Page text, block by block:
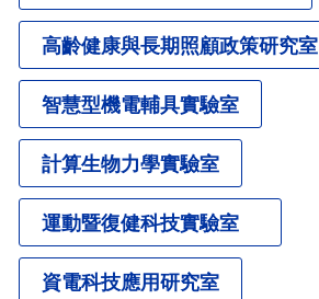
高齡健康與長期照顧政策研究室
智慧型機電輔具實驗室
計算生物力學實驗室
運動暨復健科技實驗室
資電科技應用研究室